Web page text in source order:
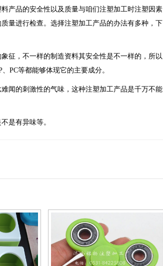
产品的安全性以及质量与咱们注塑加工时注塑因素
量进行检查。选择注塑加工产品的办法有多种，下
征，不一样的制造资料其安全性是不一样的，所以
PC等都能够体现它的主要成分。
闻的刺激性的气味，这种注塑加工产品是千万不能
是有异味等。